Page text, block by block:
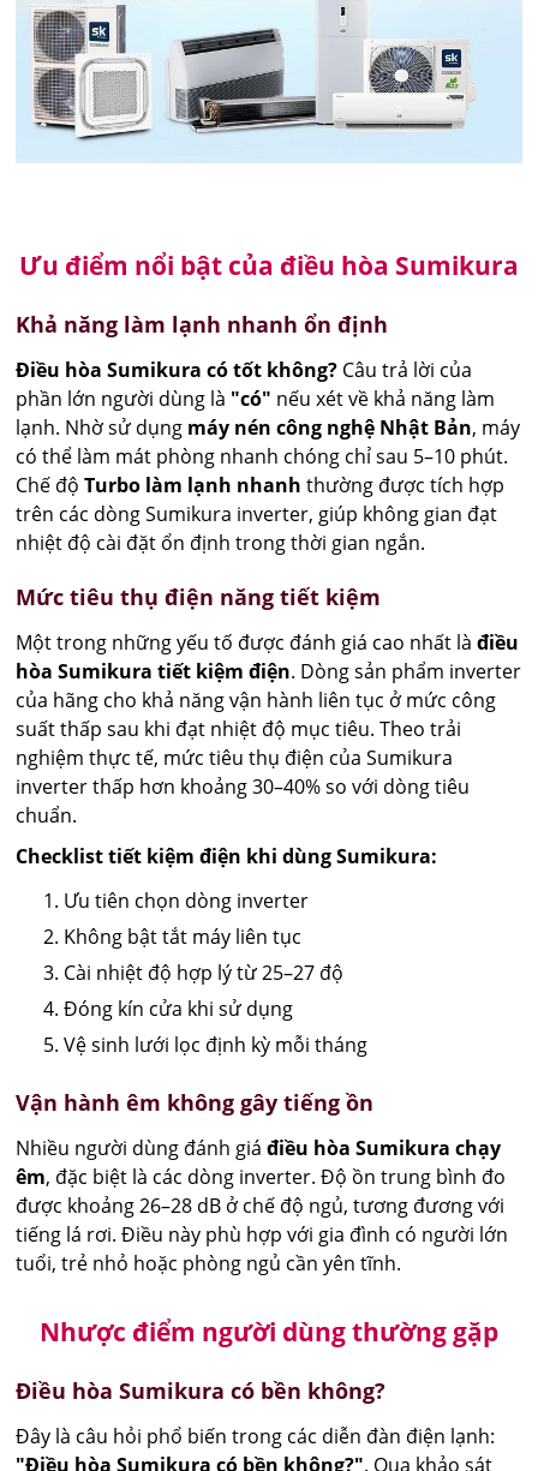
Ưu điểm nổi bật của điều hòa Sumikura
Khả năng làm lạnh nhanh ổn định
Điều hòa Sumikura có tốt không? Câu trả lời của
phần lớn người dùng là "có" nếu xét về khả năng làm
lạnh. Nhờ sử dụng máy nén công nghệ Nhật Bản, máy
có thể làm mát phòng nhanh chóng chỉ sau 5–10 phút.
Chế độTurbo làm lạnh nhanh thường được tích hợp
trên các dòng Sumikura inverter, giúp không gian đạt
nhiệt độ cài đặt ổn định trong thời gian ngắn.
Mức tiêu thụ điện năng tiết kiệm
Một trong những yếu tố được đánh giá cao nhất làđiều
hòa Sumikura tiết kiệm điện. Dòng sản phẩm inverter
của hãng cho khả năng vận hành liên tục ở mức công
suất thấp sau khi đạt nhiệt độ mục tiêu. Theo trải
nghiệm thực tế, mức tiêu thụ điện của Sumikura
inverter thấp hơn khoảng 30–40% so với dòng tiêu
chuẩn.
Checklist tiết kiệm điện khi dùng Sumikura:
Ưu tiên chọn dòng inverter
Không bật tắt máy liên tục
Cài nhiệt độ hợp lý từ 25–27 độ
Đóng kín cửa khi sử dụng
Vệ sinh lưới lọc định kỳ mỗi tháng
Vận hành êm không gây tiếng ồn
Nhiều người dùng đánh giáđiều hòa Sumikura chạy
êm, đặc biệt là các dòng inverter. Độ ồn trung bình đo
được khoảng 26–28 dB ở chế độ ngủ, tương đương với
tiếng lá rơi. Điều này phù hợp với gia đình có người lớn
tuổi, trẻ nhỏ hoặc phòng ngủ cần yên tĩnh.
Nhược điểm người dùng thường gặp
Điều hòa Sumikura có bền không?
Đây là câu hỏi phổ biến trong các diễn đàn điện lạnh:
"Điều hòa Sumikura có bền không?". Qua khảo sát